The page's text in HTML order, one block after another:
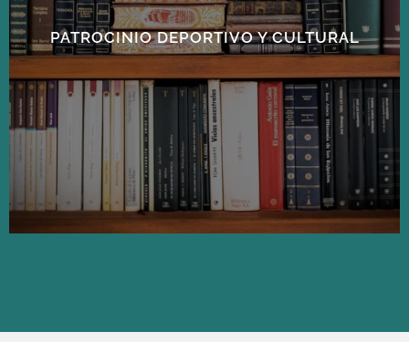
PATROCINIO DEPORTIVO Y CULTURAL
Ver las asociaciones